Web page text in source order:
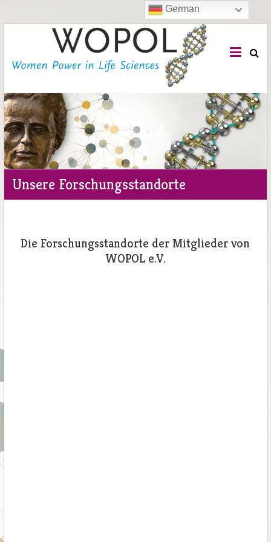
WOPOL
e.V.
Power
in
Life
Sciences
Unsere Forschungsstandorte
Die Forschungsstandorte der Mitglieder von
WOPOL e.V.
German